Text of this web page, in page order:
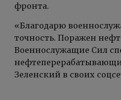
фронта.
«Благодарю
точность. Поражен
Военнослужащие Сил
Зеленский в своих